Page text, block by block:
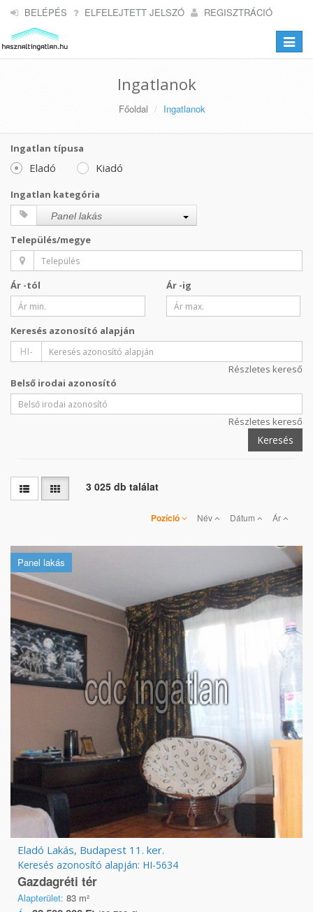
BELÉPÉS ELFELEJTETT JELSZÓ REGISZTRÁCIÓ
Toggle
Ingatlanok
Főoldal Ingatlanok
Ingatlan típusa
Eladó Kiadó
Ingatlan kategória
Panel lakás
Település/megye
Ár -tól Ár -ig
Keresés azonosító alapján
HI-
Részletes kereső
Belső irodai azonosító
Részletes kereső
Keresés
3 025 db találat
Pozíció Név Dátum Ár
Panel lakás
Eladó Lakás, Budapest 11. ker.
Keresés azonosító alapján: HI-5634
Gazdagréti tér
Alapterület: 83 m²